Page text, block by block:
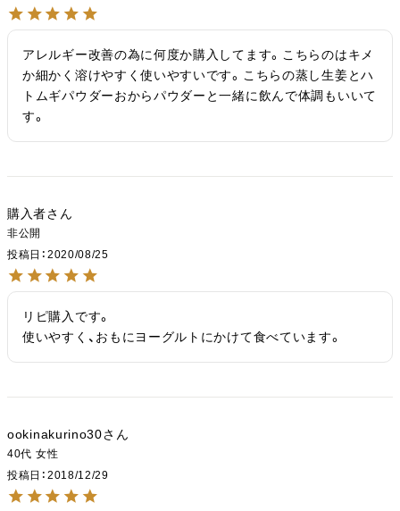
アレルギー改善の為に何度か購入してます。こちらのはキメ
か細かく溶けやすく使いやすいです。こちらの蒸し生姜とハ
トムギパウダーおからパウダーと一緒に飲んで体調もいいて
す。
購入者
非公開
投稿日
2020/08/25
リピ購入です。
使いやすく、おもにヨーグルトにかけて食べています。
ookinakurino30
40代 女性
投稿日
2018/12/29